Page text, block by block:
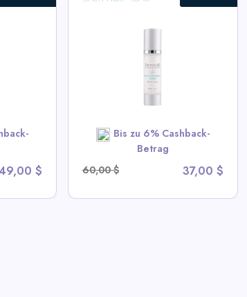
$
Bis zu 6% Cashback-
Betrag
60,00 $
37,00 $
und
Deals
Ergonomischer Bürostuhl
View All Colamy Deals
SHOP NOW